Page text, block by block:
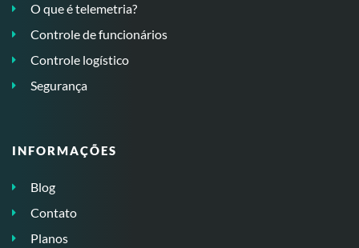
O que é telemetria?
Controle de funcionários
Controle logístico
Segurança
INFORMAÇÕES
Blog
Contato
Planos